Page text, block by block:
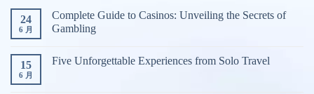
戏
类
24
6 月
Complete Guide to Casinos: Unveiling the Secrets of
Gambling
15
6 月
Five Unforgettable Experiences from Solo Travel